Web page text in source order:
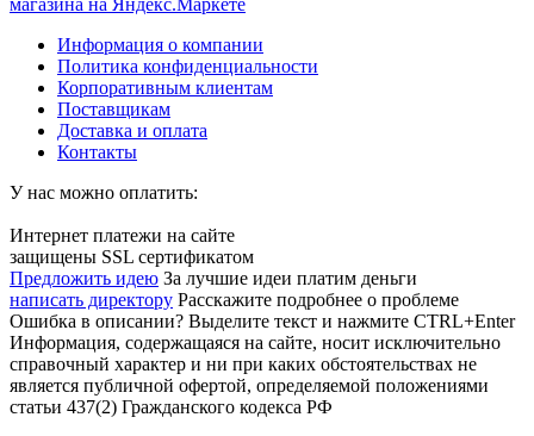
Информация о компании
Политика конфиденциальности
Корпоративным клиентам
Поставщикам
Доставка и оплата
Контакты
У нас можно оплатить:
Интернет платежи на сайте
защищены SSL сертификатом
Предложить идею За лучшие идеи платим деньги
написать директору Расскажите подробнее о проблеме
Ошибка в описании? Выделите текст и нажмите CTRL+Enter
Информация, содержащаяся на сайте, носит исключительно
справочный характер и ни при каких обстоятельствах не
является публичной офертой, определяемой положениями
статьи 437(2) Гражданского кодекса РФ